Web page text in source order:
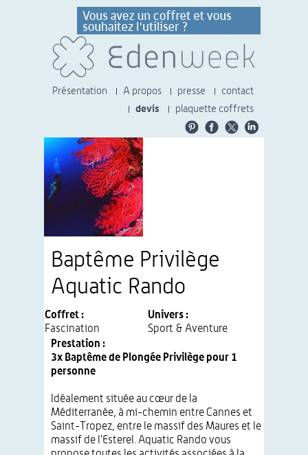
Présentation A propos presse
contact
devis
plaquette coffrets
Baptême Privilège
Aquatic Rando
Coffret :
Fascination
Univers :
Sport & Aventure
Prestation :
3x Baptême de Plongée Privilège pour 1
personne
Idéalement située au cœur de la
Méditerranée, à mi-chemin entre Cannes et
Saint-Tropez, entre le massif des Maures et le
massif de l’Esterel. Aquatic Rando vous